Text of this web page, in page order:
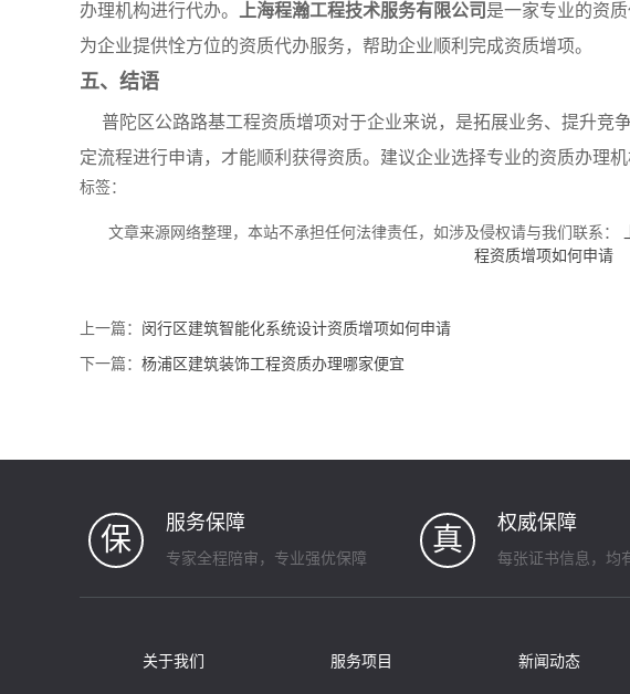
办理机构进行代办。
上海程瀚工程技术服务有限公司 是一家专业的资
为企业提供恮方位的资质代办服务，帮助企业顺利完成资质增项。
五、结语
普陀区公路路基工程资质增项对于企业来说，是拓展业务、提升竞
定流程进行申请，才能顺利获得资质。建议企业选择专业的资质办理
标签：
文章来源网络整理，本站不承担任何法律责任，如涉及侵权请与我们联系：
程资质增项如何申请
上一篇： 闵行区建筑智能化系统设计资质增项如何申请
下一篇： 杨浦区建筑装饰工程资质办理哪家便宜
保 服务保障
专家全程陪审，专业强优保障
真 权威保障
每张证书信息，均
关于我们 服务项目 新闻动态